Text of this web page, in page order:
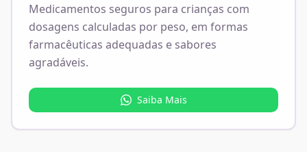
Medicamentos seguros para crianças com
dosagens calculadas por peso, em formas
farmacêuticas adequadas e sabores
agradáveis.
Saiba Mais